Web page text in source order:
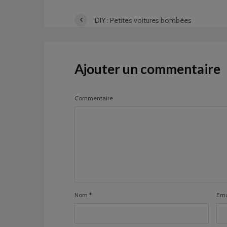
DIY : Petites voitures bombées
Ajouter un commentaire
Commentaire
Nom *